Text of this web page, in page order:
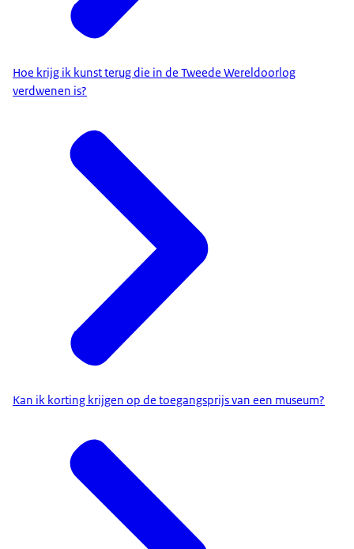
Hoe krijg ik kunst terug die in de Tweede Wereldoorlog
verdwenen is?
Kan ik korting krijgen op de toegangsprijs van een museum?